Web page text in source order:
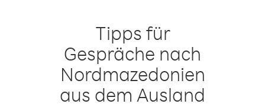
Tipps für
Gespräche nach
Nordmazedonien
aus dem Ausland